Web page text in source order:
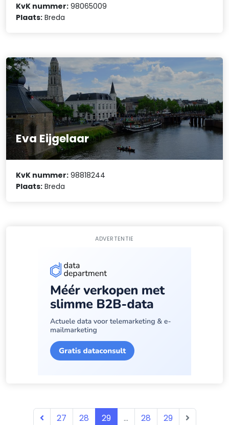
KvK nummer: 98065009
Plaats: Breda
Eva Eijgelaar
KvK nummer: 98818244
Plaats: Breda
ADVERTENTIE
27 28 29 ... 28 29